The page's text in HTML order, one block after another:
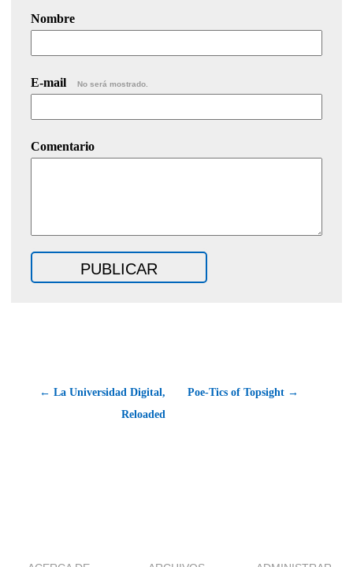
Nombre
E-mail No será mostrado.
Comentario
← La Universidad Digital,
Reloaded
Poe-Tics of Topsight →